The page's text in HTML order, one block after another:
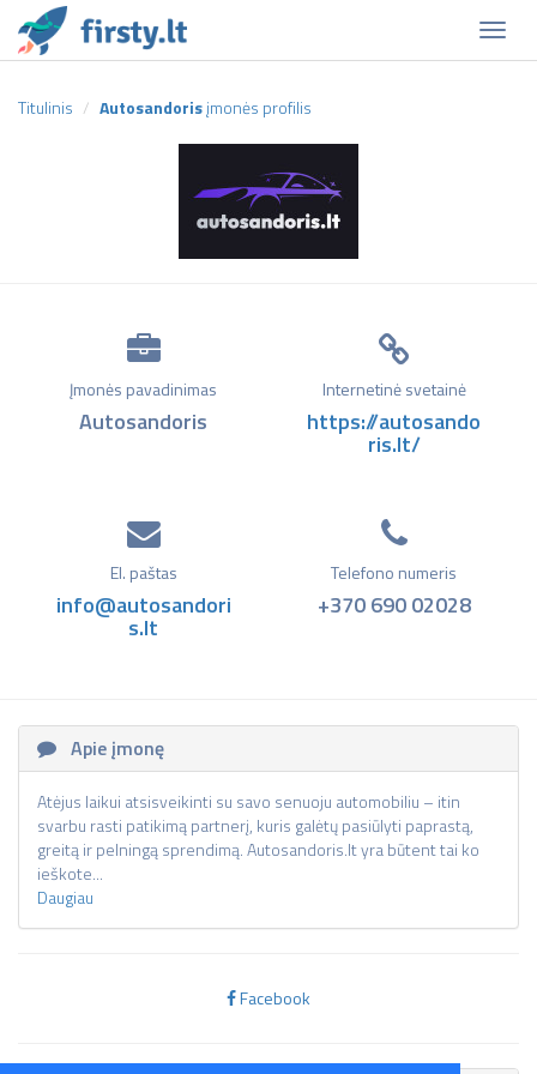
Titulinis Autosandorisįmonės profilis
Įmonės pavadinimas
Autosandoris
Internetinė svetainė
https://autosando
ris.lt/
El. paštas
info@autosandori
s.lt
Telefono numeris
+370 690 02028​​​
Apie įmonę
Atėjus laikui atsisveikinti su savo senuoju automobiliu – itin
svarbu rasti patikimą partnerį, kuris galėtų pasiūlyti paprastą,
greitą ir pelningą sprendimą. Autosandoris.lt yra būtent tai ko
ieškote...
Daugiau
Facebook